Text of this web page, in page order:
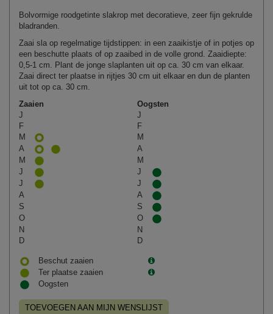
Bolvormige roodgetinte slakrop met decoratieve, zeer fijn gekrulde
bladranden.
Zaai sla op regelmatige tijdstippen: in een zaaikistje of in potjes op
een beschutte plaats of op zaaibed in de volle grond. Zaaidiepte:
0,5-1 cm. Plant de jonge slaplanten uit op ca. 30 cm van elkaar.
Zaai direct ter plaatse in rijtjes 30 cm uit elkaar en dun de planten
uit tot op ca. 30 cm.
Zaaien
Oogsten
J
J
F
F
M
M
A
A
M
M
J
J
J
J
A
A
S
S
O
O
N
N
D
D
Beschut zaaien
Ter plaatse zaaien
Oogsten
TOEVOEGEN AAN MIJN WENSLIJST